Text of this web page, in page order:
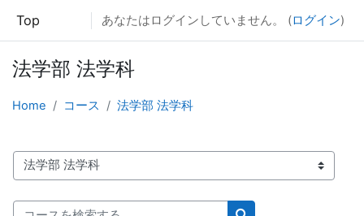
Top あなたはログインしていません。 (ログイン)
法学部 法学科
Home コース 法学部 法学科
コースカテゴリ
コースを検索する